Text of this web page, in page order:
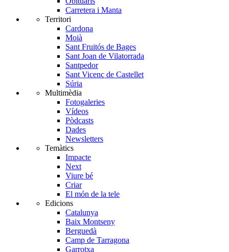
Carretera i Manta
Territori
Cardona
Moià
Sant Fruitós de Bages
Sant Joan de Vilatorrada
Santpedor
Sant Vicenç de Castellet
Súria
Multimèdia
Fotogaleries
Vídeos
Pòdcasts
Dades
Newsletters
Temàtics
Impacte
Next
Viure bé
Criar
El món de la tele
Edicions
Catalunya
Baix Montseny
Berguedà
Camp de Tarragona
Garrotxa